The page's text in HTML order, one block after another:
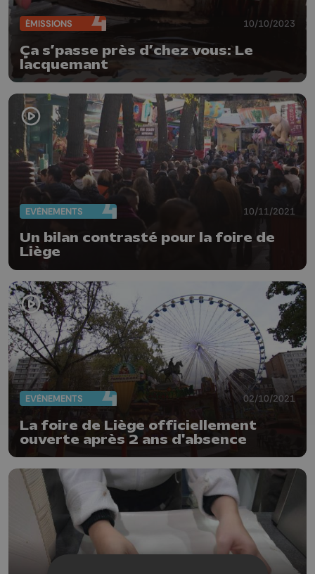
ÉMISSIONS 10/10/2023
Ça s’passe près d’chez vous: Le
lacquemant
EVÈNEMENTS 10/11/2021
Un bilan contrasté pour la foire de
Liège
EVÈNEMENTS 02/10/2021
La foire de Liège officiellement
ouverte après 2 ans d'absence